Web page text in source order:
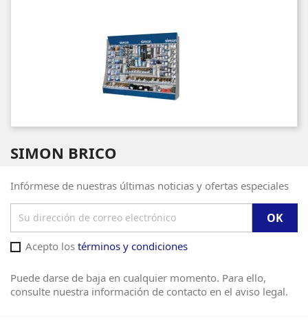
SIMON BRICO
Infórmese de nuestras últimas noticias y ofertas especiales
Acepto los términos y condiciones
Puede darse de baja en cualquier momento. Para ello,
consulte nuestra información de contacto en el aviso legal.